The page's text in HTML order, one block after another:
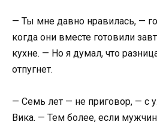
— Ты мне давно нравилась, —
когда они вместе готовили
кухне. — Но я думал, что
отпугнет.
— Семь лет — не приговор, — с
Вика. — Тем более, если